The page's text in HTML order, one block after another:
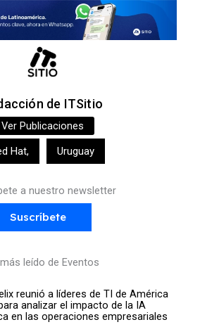
de ITSitio
Ver Publicaciones
Hat, Uruguay
a nuestro newsletter
Suscríbete
leído de Eventos
reunió a líderes de TI de América
analizar el impacto de la IA
en las operaciones empresariales